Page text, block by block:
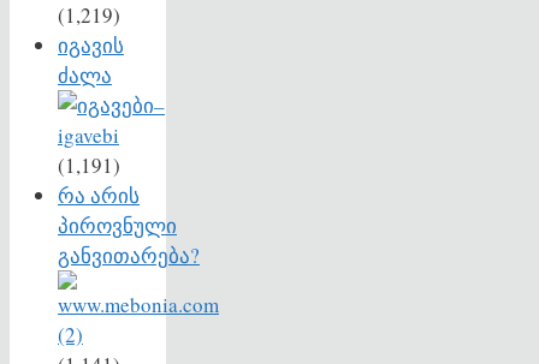
(1,219)
იგავის
ძალა
(1,191)
რა არის
პიროვნული
განვითარება?